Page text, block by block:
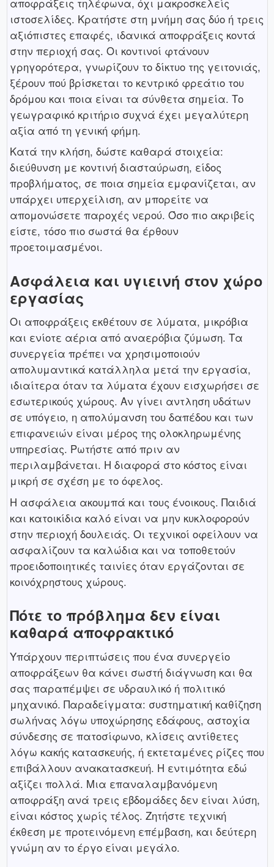
αποφράξεις τηλέφωνα, όχι μακροσκελείς
ιστοσελίδες. Κρατήστε στη μνήμη σας δύο ή τρεις
αξιόπιστες επαφές, ιδανικά αποφράξεις κοντά
στην περιοχή σας. Οι κοντινοί φτάνουν
γρηγορότερα, γνωρίζουν το δίκτυο της γειτονιάς,
ξέρουν πού βρίσκεται το κεντρικό φρεάτιο του
δρόμου και ποια είναι τα σύνθετα σημεία. Το
γεωγραφικό κριτήριο συχνά έχει μεγαλύτερη
αξία από τη γενική φήμη.
Κατά την κλήση, δώστε καθαρά στοιχεία:
διεύθυνση με κοντινή διασταύρωση, είδος
προβλήματος, σε ποια σημεία εμφανίζεται, αν
υπάρχει υπερχείλιση, αν μπορείτε να
απομονώσετε παροχές νερού. Όσο πιο ακριβείς
είστε, τόσο πιο σωστά θα έρθουν
προετοιμασμένοι.
Ασφάλεια και υγιεινή στον χώρο
εργασίας
Οι αποφράξεις εκθέτουν σε λύματα, μικρόβια
και ενίοτε αέρια από αναερόβια ζύμωση. Τα
συνεργεία πρέπει να χρησιμοποιούν
απολυμαντικά κατάλληλα μετά την εργασία,
ιδιαίτερα όταν τα λύματα έχουν εισχωρήσει σε
εσωτερικούς χώρους. Αν γίνει αντληση υδάτων
σε υπόγειο, η απολύμανση του δαπέδου και των
επιφανειών είναι μέρος της ολοκληρωμένης
υπηρεσίας. Ρωτήστε από πριν αν
περιλαμβάνεται. Η διαφορά στο κόστος είναι
μικρή σε σχέση με το όφελος.
Η ασφάλεια ακουμπά και τους ένοικους. Παιδιά
και κατοικίδια καλό είναι να μην κυκλοφορούν
στην περιοχή δουλειάς. Οι τεχνικοί οφείλουν να
ασφαλίζουν τα καλώδια και να τοποθετούν
προειδοποιητικές ταινίες όταν εργάζονται σε
κοινόχρηστους χώρους.
Πότε το πρόβλημα δεν είναι
καθαρά αποφρακτικό
Υπάρχουν περιπτώσεις που ένα συνεργείο
αποφράξεων θα κάνει σωστή διάγνωση και θα
σας παραπέμψει σε υδραυλικό ή πολιτικό
μηχανικό. Παραδείγματα: συστηματική καθίζηση
σωλήνας λόγω υποχώρησης εδάφους, αστοχία
σύνδεσης σε πατοσίφωνο, κλίσεις αντίθετες
λόγω κακής κατασκευής, ή εκτεταμένες ρίζες που
επιβάλλουν ανακατασκευή. Η εντιμότητα εδώ
αξίζει πολλά. Μια επαναλαμβανόμενη
αποφράξη ανά τρεις εβδομάδες δεν είναι λύση,
είναι κόστος χωρίς τέλος. Ζητήστε τεχνική
έκθεση με προτεινόμενη επέμβαση, και δεύτερη
γνώμη αν το έργο είναι μεγάλο.